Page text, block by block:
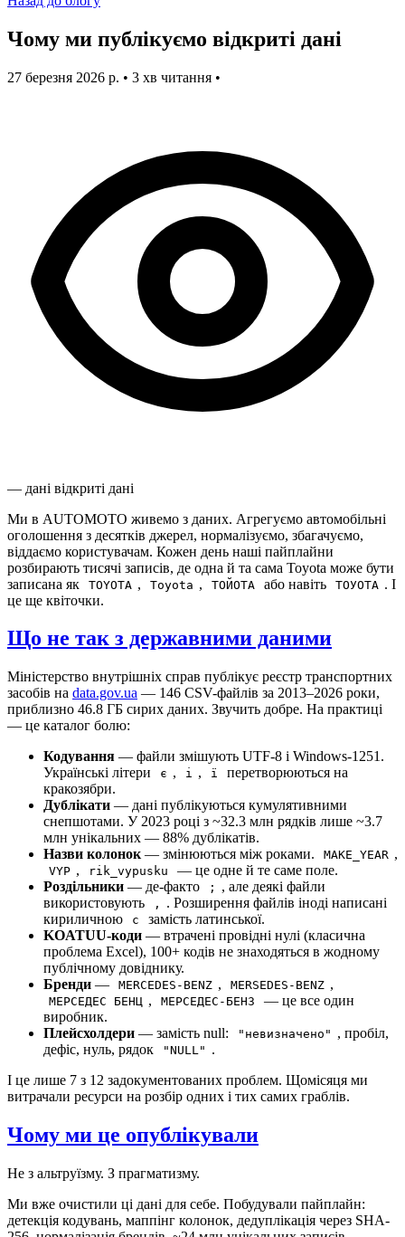
Чому ми публікуємо відкриті дані
27 березня 2026 р. • 3 хв читання •
— дані відкриті дані
Ми в AUTOMOTO живемо з даних. Агрегуємо автомобільні
оголошення з десятків джерел, нормалізуємо, збагачуємо,
віддаємо користувачам. Кожен день наші пайплайни
розбирають тисячі записів, де одна й та сама Toyota може бути
записана як
TOYOTA , Toyota , ТОЙОТА або навіть ТОУОТА . І
це ще квіточки.
Що не так з державними даними
Міністерство внутрішніх справ публікує реєстр транспортних
засобів на data.gov.ua — 146 CSV-файлів за 2013–2026 роки,
приблизно 46.8 ГБ сирих даних. Звучить добре. На практиці
— це каталог болю:
Кодування — файли змішують UTF-8 і Windows-1251.
Українські літери
є , і , ї
перетворюються на
кракозябри.
Дублікати — дані публікуються кумулятивними
снепшотами. У 2023 році з ~32.3 млн рядків лише ~3.7
млн унікальних — 88% дублікатів.
Назви колонок — змінюються між роками. MAKE_YEAR ,
VYP , rik_vypusku
— це одне й те саме поле.
Роздільники — де-факто ;
, але деякі файли
використовують
,
. Розширення файлів іноді написані
кириличною
с
замість латинської.
KOATUU-коди — втрачені провідні нулі (класична
проблема Excel), 100+ кодів не знаходяться в жодному
публічному довіднику.
Бренди — MERCEDES-BENZ , MERSEDES-BENZ ,
МЕРСЕДЕС БЕНЦ , МЕРСЕДЕС-БЕНЗ
— це все один
виробник.
Плейсхолдери — замість null: "невизначено" , пробіл,
дефіс, нуль, рядок
"NULL" .
І це лише 7 з 12 задокументованих проблем. Щомісяця ми
витрачали ресурси на розбір одних і тих самих граблів.
Чому ми це опублікували
Не з альтруїзму. З прагматизму.
Ми вже очистили ці дані для себе. Побудували пайплайн:
детекція кодувань, маппінг колонок, дедуплікація через SHA-